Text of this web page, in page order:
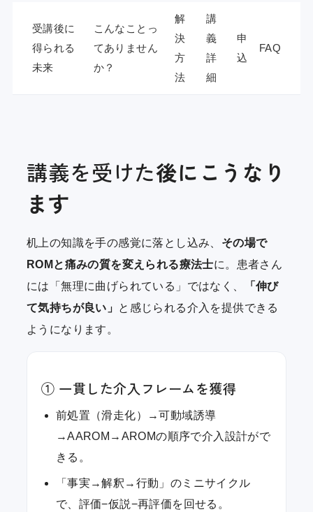
受講後に
得られる
未来
こんなことっ
てありません
か？
解
決
方
法
講
義
詳
細
申
込
FAQ
講義を受けた後にこうなり
ます
机上の知識を手の感覚に落とし込み、 その場で
ROMと痛みの質を変えられる療法士に。患者さん
には「無理に曲げられている」ではなく、
「伸び
て気持ちが良い」 と感じられる介入を提供できる
ようになります。
① 一貫した介入フレームを獲得
前処置（滑走化）→可動域誘導
→AAROM→AROMの順序で介入設計がで
きる。
「事実→解釈→行動」のミニサイクル
で、評価−仮説−再評価を回せる。